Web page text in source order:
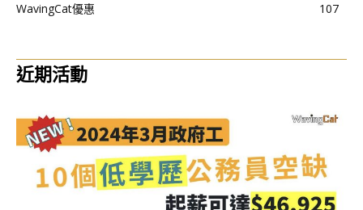
WavingCat優惠
107
近期活動